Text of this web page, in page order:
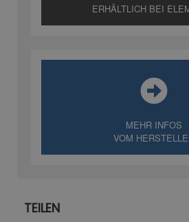
ERHÄLTLICH BEI
MEHR INFOS
VOM
TEILEN